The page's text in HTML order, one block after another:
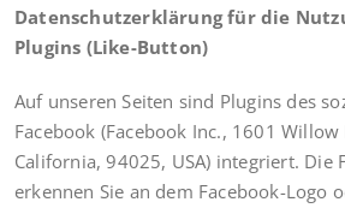
Datenschutzerklärung für die
Plugins (Like-Button)
Auf unseren Seiten sind Plugins des
Facebook (Facebook Inc., 1601
California, 94025, USA) integriert. Die
erkennen Sie an dem Facebook-Logo